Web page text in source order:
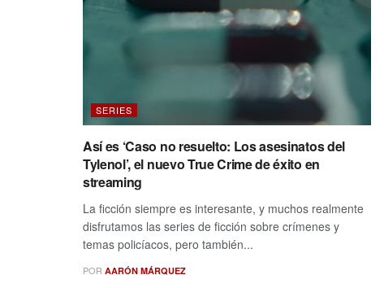
SERIES
Así es ‘Caso no resuelto: Los asesinatos del
Tylenol’, el nuevo True Crime de éxito en
streaming
La ficción siempre es interesante, y muchos realmente
disfrutamos las series de ficción sobre crímenes y
temas policíacos, pero también...
POR AARÓN MÁRQUEZ